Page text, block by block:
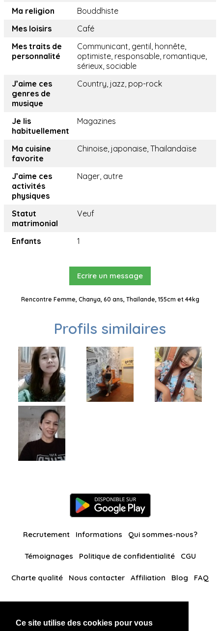
Ce site utilise des cookies pour vous
Ma religion
Bouddhiste
Mes loisirs
Café
Mes traits de
personnalité
Communicant, gentil, honnête,
optimiste, responsable, romantique,
sérieux, sociable
J’aime ces
genres de
musique
Country, jazz, pop-rock
Je lis
habituellement
Magazines
Ma cuisine
favorite
Chinoise, japonaise, Thailandaïse
J’aime ces
activités
physiques
Nager, autre
Statut
matrimonial
Veuf
Enfants 1
Ecrire un message
Rencontre Femme, Chanya, 60 ans, Thaïlande, 155cm et 44kg
Profils similaires
Recrutement Informations Qui sommes-nous?
Témoignages Politique de confidentialité CGU
Charte qualité Nous contacter Affiliation Blog FAQ